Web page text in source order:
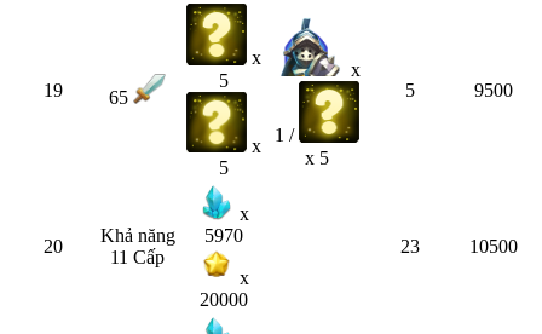
19 65
x
5
x
5
x
1 /
x 5
5 9500
20
Khả năng
11 Cấp
x
5970
x
20000
23 10500